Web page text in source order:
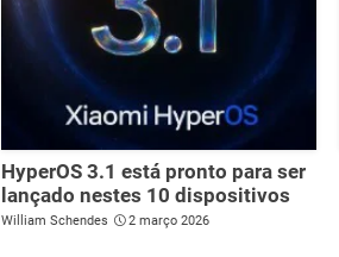
HyperOS 3.1 está pronto para ser
lançado nestes 10 dispositivos
William Schendes 2 março 2026